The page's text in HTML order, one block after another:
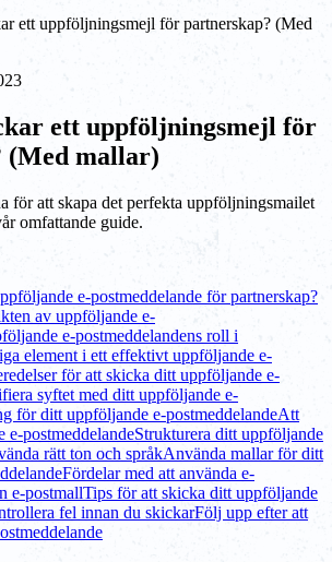
ett uppföljningsmejl för partnerskap? (Med
ett uppföljningsmejl för
(Med mallar)
för att skapa det perfekta uppföljningsmailet
omfattande guide.
e-postmeddelande för partnerskap?
av uppföljande e-
e-postmeddelandens roll i
element i ett effektivt uppföljande e-
för att skicka ditt uppföljande e-
syftet med ditt uppföljande e-
för ditt uppföljande e-postmeddelandeAtt
postmeddelandeStrukturera ditt uppföljande
rätt ton och språkAnvända mallar för ditt
Fördelar med att använda e-
e-postmallTips för att skicka ditt uppföljande
fel innan du skickarFölj upp efter att